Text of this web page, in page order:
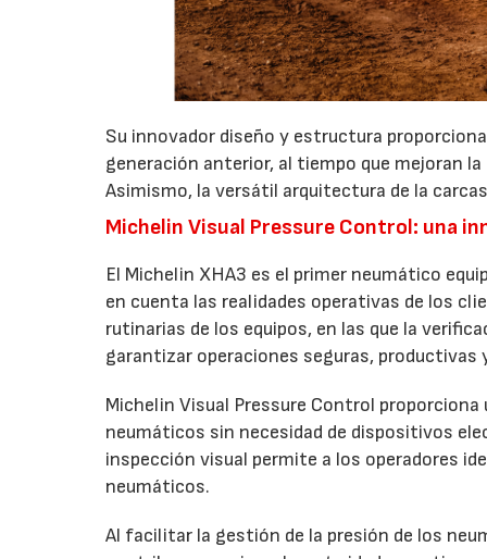
Su innovador diseño y estructura
generación anterior, al tiempo que mejoran
Asimismo, la versátil arquitectura de la
Michelin Visual Pressure Control: una
El Michelin XHA3 es el primer neumático
en cuenta las realidades operativas de los
rutinarias de los equipos, en las que la
garantizar operaciones seguras,
Michelin Visual Pressure Control
neumáticos sin necesidad de dispositivos
inspección visual permite a los operadores
neumáticos.
Al facilitar la gestión de la presión de los